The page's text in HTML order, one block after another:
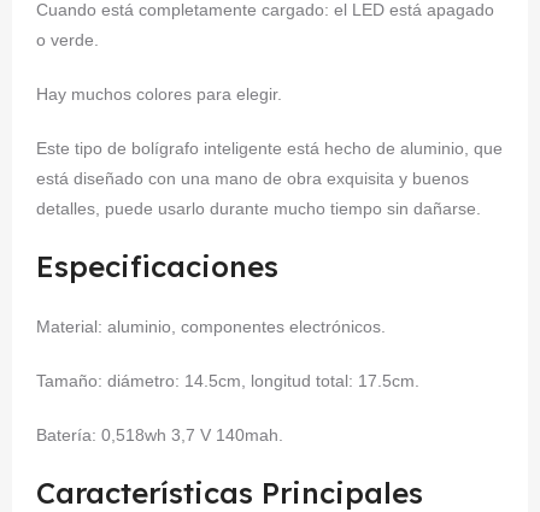
Cuando está completamente cargado: el LED está apagado
o verde.
Hay muchos colores para elegir.
Este tipo de bolígrafo inteligente está hecho de aluminio, que
está diseñado con una mano de obra exquisita y buenos
detalles, puede usarlo durante mucho tiempo sin dañarse.
Especificaciones
Material: aluminio, componentes electrónicos.
Tamaño: diámetro: 14.5cm, longitud total: 17.5cm.
Batería: 0,518wh 3,7 V 140mah.
Características Principales